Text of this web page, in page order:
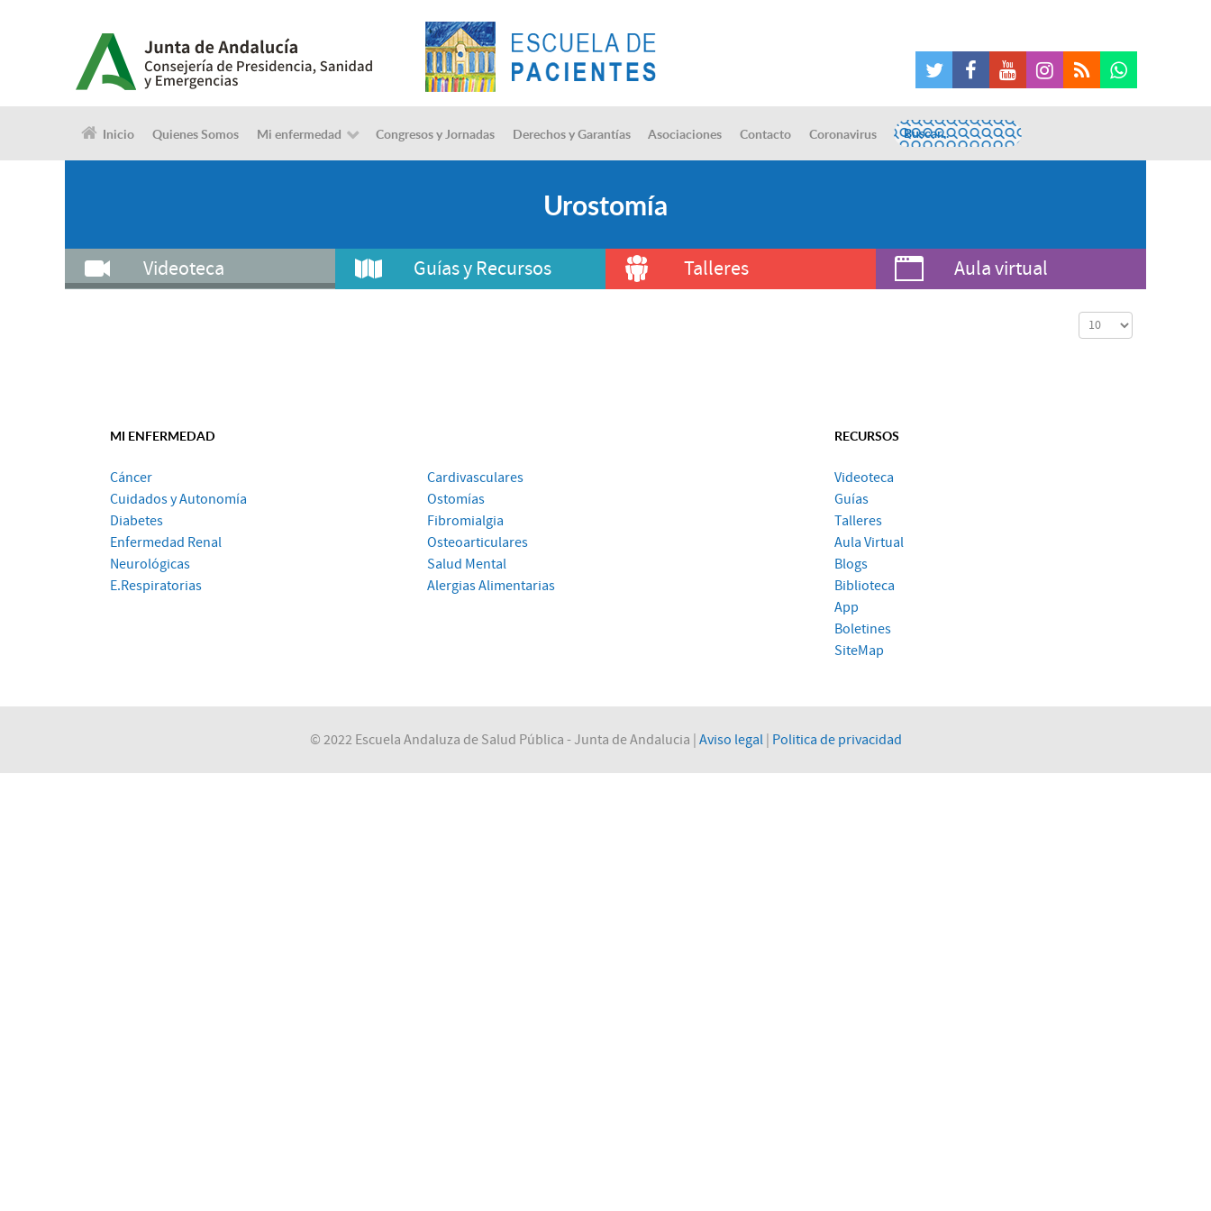
Inicio Quienes Somos Mi enfermedad Congresos y Jornadas Derechos y Garantías Asociaciones Contacto Coronavirus
Urostomía
Videoteca Guías y Recursos Talleres Aula virtual
Cantidad a mostrar
MI ENFERMEDAD
Cáncer
Cuidados y Autonomía
Diabetes
Enfermedad Renal
Neurológicas
E.Respiratorias
Cardivasculares
Ostomías
Fibromialgia
Osteoarticulares
Salud Mental
Alergias Alimentarias
RECURSOS
Videoteca
Guías
Talleres
Aula Virtual
Blogs
Biblioteca
App
Boletines
SiteMap
© 2022 Escuela Andaluza de Salud Pública - Junta de Andalucia | Aviso legal| Politica de privacidad